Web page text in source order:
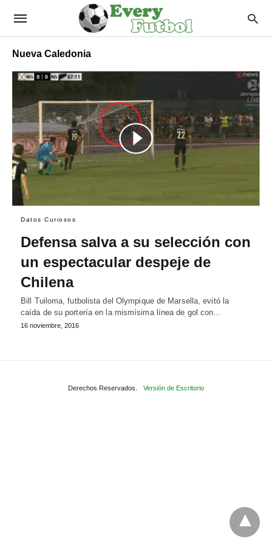
Nueva Caledonia
Datos Curiosos
Defensa salva a su selección con
un espectacular despeje de
Chilena
Bill Tuiloma, futbolista del Olympique de Marsella, evitó la
caída de su portería en la mismísima línea de gol con…
16 noviembre, 2016
Derechos Reservados. Versión de Escritorio